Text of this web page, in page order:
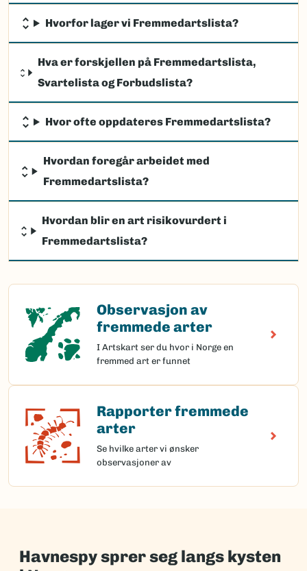
Hvorfor lager vi Fremmedartslista?
Hva er forskjellen på Fremmedartslista,
Svartelista og Forbudslista?
Hvor ofte oppdateres Fremmedartslista?
Hvordan foregår arbeidet med
Fremmedartslista?
Hvordan blir en art risikovurdert i
Fremmedartslista?
Observasjon av
fremmede arter
I Artskart ser du hvor i Norge en
fremmed art er funnet
Observasjon av fremmede arter
Rapporter fremmede
arter
Se hvilke arter vi ønsker
observasjoner av
Rapporter fremmede arter
Havnespy sprer seg langs kysten